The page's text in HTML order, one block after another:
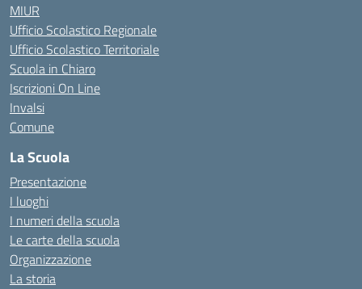
MIUR
Ufficio Scolastico Regionale
Ufficio Scolastico Territoriale
Scuola in Chiaro
Iscrizioni On Line
Invalsi
Comune
La Scuola
Presentazione
I luoghi
I numeri della scuola
Le carte della scuola
Organizzazione
La storia